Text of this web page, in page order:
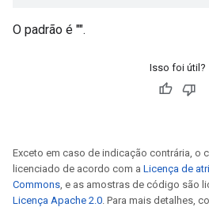
O padrão é "".
Isso foi útil?
Exceto em caso de indicação contrária, o
licenciado de acordo com a Licença de
Commons, e as amostras de código são
Licença Apache 2.0. Para mais detalhes,